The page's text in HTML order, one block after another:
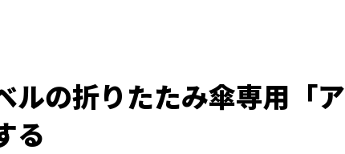
ルの折りたたみ傘専用「
る